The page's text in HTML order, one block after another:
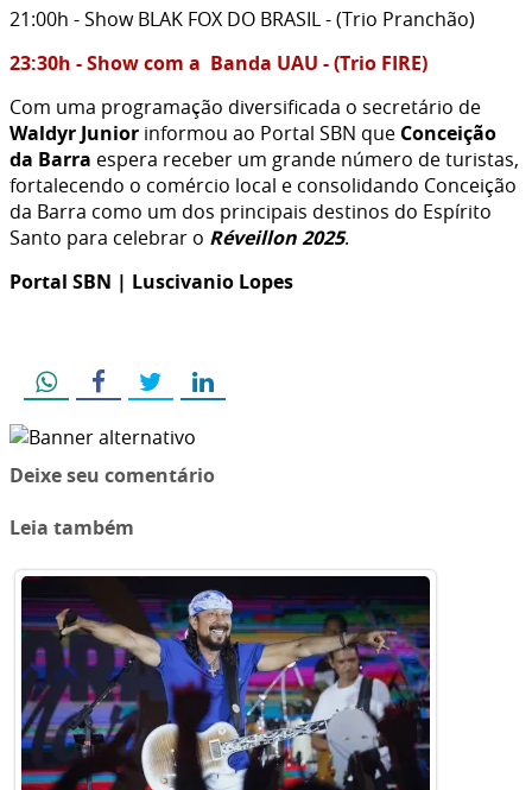
21:00h - Show BLAK FOX DO BRASIL - (Trio Pranchão)
23:30h - Show com a Banda UAU - (Trio FIRE)
Com uma programação diversificada o secretário de
Waldyr Junior informou ao Portal SBN que Conceição
da Barra espera receber um grande número de turistas,
fortalecendo o comércio local e consolidando Conceição
da Barra como um dos principais destinos do Espírito
Santo para celebrar o Réveillon 2025.
Portal SBN | Luscivanio Lopes
Deixe seu comentário
Leia também